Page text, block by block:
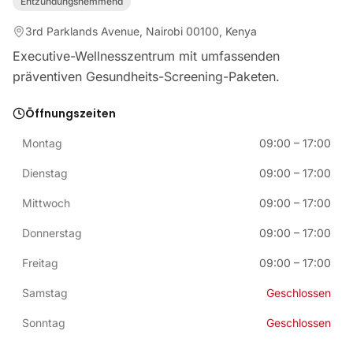
3rd Parklands Avenue, Nairobi 00100, Kenya
Executive-Wellnesszentrum mit umfassenden
präventiven Gesundheits-Screening-Paketen.
Öffnungszeiten
Montag 09:00 – 17:00
Dienstag 09:00 – 17:00
Mittwoch 09:00 – 17:00
Donnerstag 09:00 – 17:00
Freitag 09:00 – 17:00
Samstag Geschlossen
Sonntag Geschlossen